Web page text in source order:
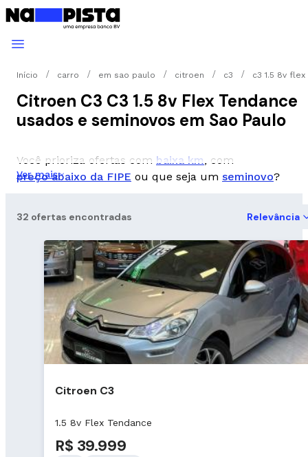
Início carro em sao paulo citroen c3 c3 1.5 8v
Citroen C3 C3 1.5 8v Flex Tendance
usados e seminovos em Sao Paulo
Você prioriza ofertas com baixa km, com
preço abaixo da FIPE ou que seja um seminovo?
Ver mais
32 ofertas encontradas Relevância
Citroen C3
1.5 8v Flex Tendance
R$ 39.999